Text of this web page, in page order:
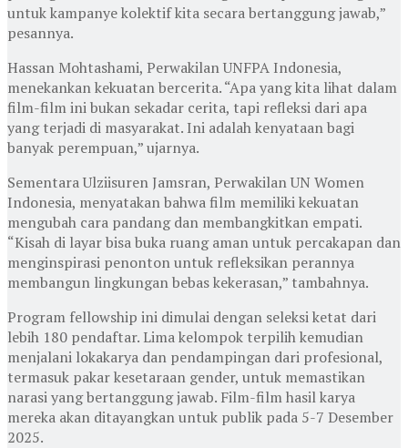
untuk kampanye kolektif kita secara bertanggung jawab,”
pesannya.
Hassan Mohtashami, Perwakilan UNFPA Indonesia,
menekankan kekuatan bercerita. “Apa yang kita lihat dalam
film-film ini bukan sekadar cerita, tapi refleksi dari apa
yang terjadi di masyarakat. Ini adalah kenyataan bagi
banyak perempuan,” ujarnya.
Sementara Ulziisuren Jamsran, Perwakilan UN Women
Indonesia, menyatakan bahwa film memiliki kekuatan
mengubah cara pandang dan membangkitkan empati.
“Kisah di layar bisa buka ruang aman untuk percakapan dan
menginspirasi penonton untuk refleksikan perannya
membangun lingkungan bebas kekerasan,” tambahnya.
Program fellowship ini dimulai dengan seleksi ketat dari
lebih 180 pendaftar. Lima kelompok terpilih kemudian
menjalani lokakarya dan pendampingan dari profesional,
termasuk pakar kesetaraan gender, untuk memastikan
narasi yang bertanggung jawab. Film-film hasil karya
mereka akan ditayangkan untuk publik pada 5-7 Desember
2025.